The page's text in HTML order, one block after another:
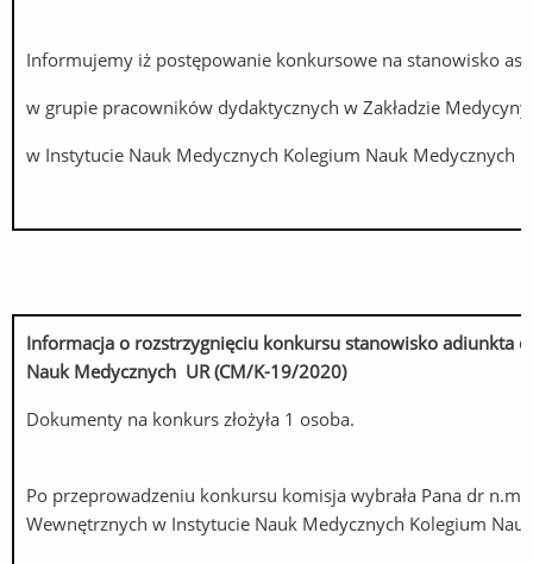
Informujemy iż postępowanie konkursowe na stanowisko
w grupie pracowników dydaktycznych w Zakładzie
w Instytucie Nauk Medycznych Kolegium Nauk Medycznych
Informacja o rozstrzygnięciu konkursu stanowisko adiunkta
Nauk Medycznych UR (CM/K-19/2020)
Dokumenty na konkurs złożyła 1 osoba.
Po przeprowadzeniu konkursu komisja wybrała Pana dr
Wewnętrznych w Instytucie Nauk Medycznych Kolegium